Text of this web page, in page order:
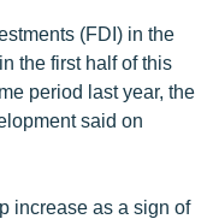
(FDI) in the
the first half of this
period last year, the
said on
increase as a sign of